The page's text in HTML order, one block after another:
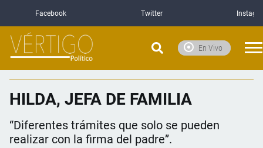
Facebook Twitter
En Vivo
HILDA, JEFA DE FAMILIA
“Diferentes trámites que solo se pueden
realizar con la firma del padre”.